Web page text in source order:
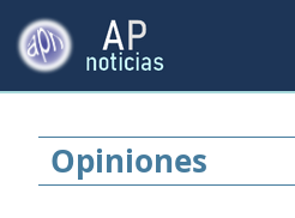
Opiniones